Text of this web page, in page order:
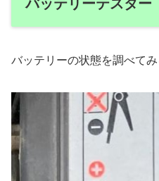
バッテリーテスター
バッテリーの状態を調べてみ